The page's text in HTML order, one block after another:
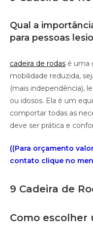
Qual a
para pessoas
cadeira de rodas é uma
mobilidade reduzida,
(mais independência),
ou idosos. Ela é um
comportar todas as
deve ser prática e
((Para orçamento
contato clique no
9 Cadeira de
Como escolher